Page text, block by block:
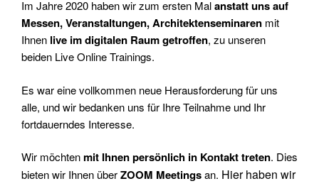
Im Jahre 2020 haben wir zum ersten Malanstatt uns auf
Messen, Veranstaltungen, Architektenseminaren mit
Ihnen live im digitalen Raum getroffen, zu unseren
beiden Live Online Trainings.
Es war eine vollkommen neue Herausforderung für uns
alle, und wir bedanken uns für Ihre Teilnahme und Ihr
fortdauerndes Interesse.
Wir möchtenmit Ihnen persönlich in Kontakt treten. Dies
bieten wir Ihnen überZOOM Meetingsan. Hier haben wir